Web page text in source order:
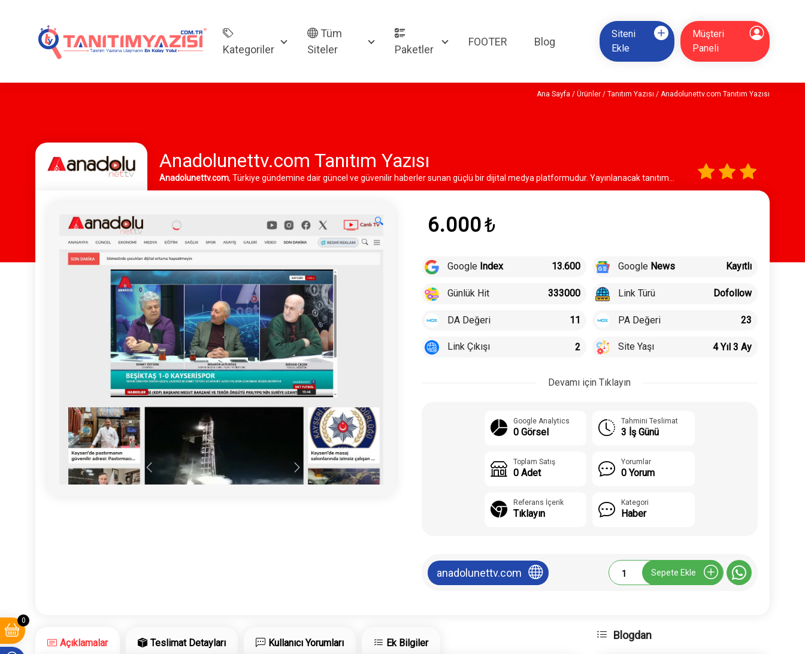
Kategoriler
Tüm
Siteler
Paketler
FOOTER Blog
Siteni
Ekle
Müşteri
Paneli
0
Ana Sayfa / Ürünler/ Tanıtım Yazısı / Anadolunettv.com Tanıtım Yazısı
Anadolunettv.com Tanıtım Yazısı
Anadolunettv.com, Türkiye gündemine dair güncel ve güvenilir haberler sunan güçlü bir dijital medya platformudur. Yayınlanacak tanıtım
yazısı sayesinde markanızın bilinirliği artar, SEO uyumlu içerik ve kalitelibacklinkavantajı sağlanır.
🔍 6.000₺
Google Index 13.600 Google News Kayıtlı
Günlük Hit 333000 Link Türü Dofollow
DA Değeri 11 PA Değeri 23
Link Çıkışı 2 Site Yaşı 4 Yıl 3 Ay
Devamı için Tıklayın
Google Analytics
0 Görsel
Tahmini Teslimat
3 İş Günü
Toplam Satış
0 Adet
Yorumlar
0 Yorum
Referans İçerik
Tıklayın
Kategori
Haber
anadolunettv.com
Anadolunettv.com
Tanıtım
Sepete Ekle
Açıklamalar Teslimat Detayları Kullanıcı Yorumları Ek Bilgiler
Blogdan